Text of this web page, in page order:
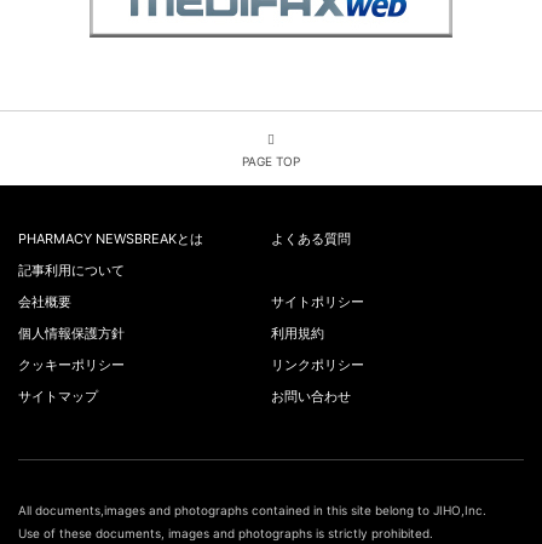
PAGE TOP
PHARMACY NEWSBREAKとは
よくある質問
記事利用について
会社概要
サイトポリシー
個人情報保護方針
利用規約
クッキーポリシー
リンクポリシー
サイトマップ
お問い合わせ
All documents,images and photographs contained in this site belong to JIHO,Inc.
Use of these documents, images and photographs is strictly prohibited.